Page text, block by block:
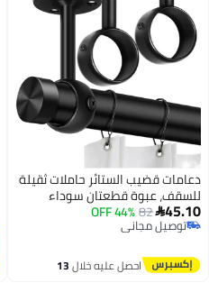
دعامات قضيب الستائر حاملات ثقيلة
للسقف، عبوة قطعتان سوداء
لقضبان الستائر
45.10
82
44% OFF
توصيل مجاني
توصيل مجاني
احصل عليه خلال13